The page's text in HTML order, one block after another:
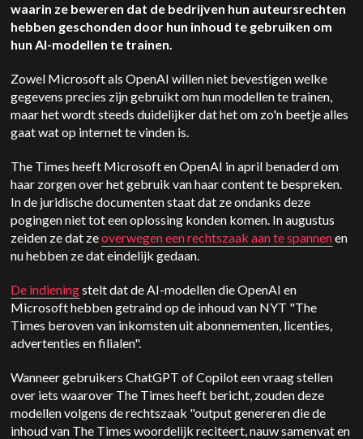
waarin ze beweren dat de bedrijven hun auteursrechten
hebben geschonden door hun inhoud te gebruiken om
hun AI-modellen te trainen.
Zowel Microsoft als OpenAI willen niet bevestigen welke
gegevens precies zijn gebruikt om hun modellen te trainen,
maar het wordt steeds duidelijker dat het om zo'n beetje alles
gaat wat op internet te vinden is.
The Times heeft Microsoft en OpenAI in april benaderd om
haar zorgen over het gebruik van haar content te bespreken.
In de juridische documenten staat dat ze ondanks deze
pogingen niet tot een oplossing konden komen. In augustus
zeiden ze dat zeoverwegen een rechtszaak aan te spannenen
nu hebben ze dat eindelijk gedaan.
De indieningstelt dat de AI-modellen die OpenAI en
Microsoft hebben getraind op de inhoud van NYT "The
Times beroven van inkomsten uit abonnementen, licenties,
advertenties en filialen".
Wanneer gebruikers ChatGPT of Copilot een vraag stellen
over iets waarover The Times heeft bericht, zouden deze
modellen volgens de rechtszaak "output genereren die de
inhoud van The Times woordelijk reciteert, nauw samenvat en